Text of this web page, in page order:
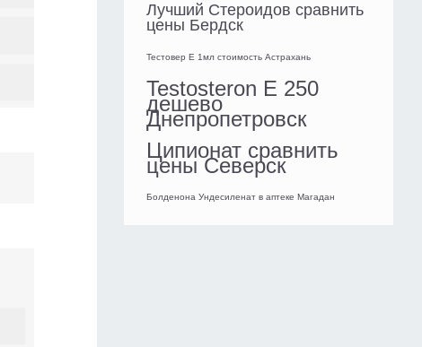
Лучший Стероидов сравнить
цены Бердск
Тестовер E 1мл стоимость Астрахань
Testosteron E 250
дешево
Днепропетровск
Ципионат сравнить
цены Северск
Болденона Ундесиленат в аптеке Магадан